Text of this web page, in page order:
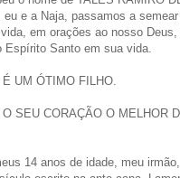
eu e a Naja, passamos a
em orações ao nosso
Espírito Santo em sua vida.
UM ÓTIMO FILHO.
SEU CORAÇÃO O MELHOR
14 anos de idade, meu